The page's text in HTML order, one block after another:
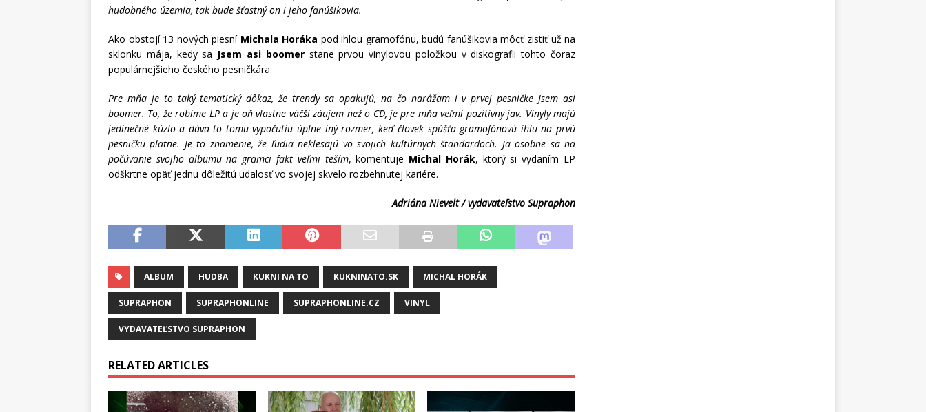
hudobného územia, tak bude šťastný on i jeho fanúšikovia.
Ako obstojí 13 nových piesní Michala Horáka pod ihlou gramofónu, budú fanúšikovia môcť zistiť už na
sklonku mája, kedy sa Jsem asi boomerstane prvou vinylovou položkou v diskografii tohto čoraz
populárnejšieho českého pesničkára.
Pre mňa je to taký tematický dôkaz, že trendy sa opakujú, na čo narážam i v prvej pesničke Jsem asi
boomer. To, že robíme LP a je oň vlastne väčší záujem než o CD, je pre mňa veľmi pozitívny jav. Vinyly majú
jedinečné kúzlo a dáva to tomu vypočutiu úplne iný rozmer, keď človek spúšťa gramofónovú ihlu na prvú
pesničku platne. Je to znamenie, že ľudia neklesajú vo svojich kultúrnych štandardoch. Ja osobne sa na
počúvanie svojho albumu na gramci fakt veľmi teším, komentuje Michal Horák, ktorý si vydaním LP
odškrtne opäť jednu dôležitú udalosť vo svojej skvelo rozbehnutej kariére.
Adriána Nievelt / vydavateľstvo Supraphon
ALBUM HUDBA KUKNI NA TO KUKNINATO.SK MICHAL HORÁK
SUPRAPHON SUPRAPHONLINE SUPRAPHONLINE.CZ VINYL
VYDAVATEĽSTVO SUPRAPHON
RELATED ARTICLES